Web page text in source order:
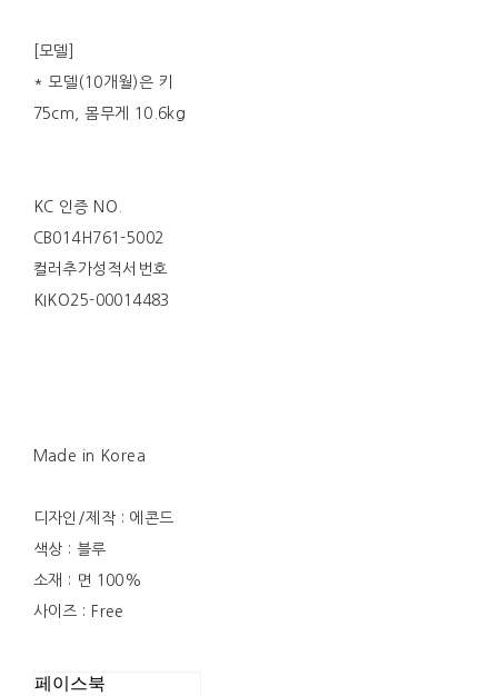
[모델]
* 모델(10개월)은 키
75cm, 몸무게 10.6kg
KC 인증 NO.
CB014H761-5002
컬러추가성적서번호
KIKO25-00014483
Made in Korea
디자인/제작 : 에콘드
색상 : 블루
소재 : 면 100%
사이즈 : Free
페이스북